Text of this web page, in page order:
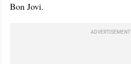
Bon Jovi.
ADVERTISEMENT